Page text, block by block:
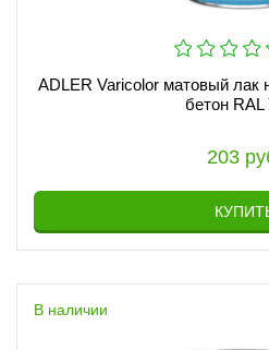
ADLER Varicolor матовый лак
бетон RAL
203
В наличии